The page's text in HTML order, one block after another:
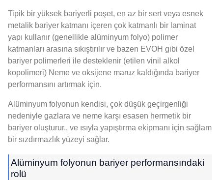
Tipik bir yüksek bariyerli poşet, en az bir sert veya esnek
metalik bariyer katmanı içeren çok katmanlı bir laminat
yapı kullanır (genellikle alüminyum folyo) polimer
katmanları arasına sıkıştırılır ve bazen EVOH gibi özel
bariyer polimerleri ile desteklenir (etilen vinil alkol
kopolimeri) Neme ve oksijene maruz kaldığında bariyer
performansını artırmak için.
Alüminyum folyonun kendisi, çok düşük geçirgenliği
nedeniyle gazlara ve neme karşı esasen hermetik bir
bariyer oluşturur., ve ısıyla yapıştırma ekipmanı için sağlam
bir sızdırmazlık yüzeyi sağlar.
Alüminyum folyonun bariyer performansındaki
rolü